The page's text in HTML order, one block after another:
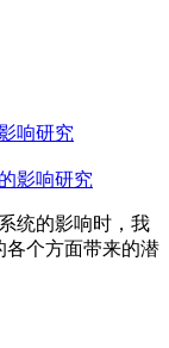
响研究
统的影响时，我
各个方面带来的潜